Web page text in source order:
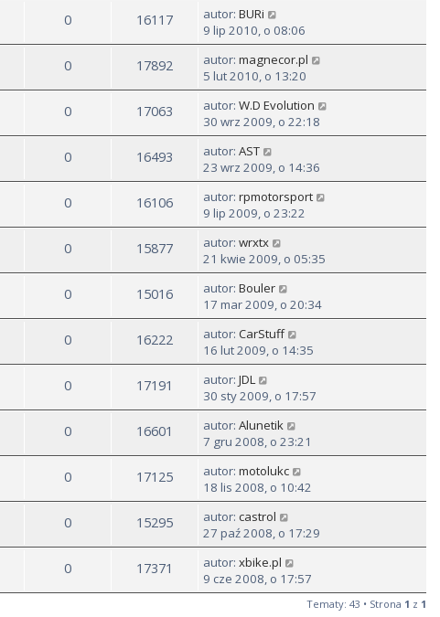
0 16117 autor: BURi
9 lip 2010, o 08:06
0 17892 autor: magnecor.pl
5 lut 2010, o 13:20
0 17063 autor: W.D Evolution
30 wrz 2009, o 22:18
0 16493 autor: AST
23 wrz 2009, o 14:36
0 16106 autor: rpmotorsport
9 lip 2009, o 23:22
0 15877 autor: wrxtx
21 kwie 2009, o 05:35
0 15016 autor: Bouler
17 mar 2009, o 20:34
0 16222 autor: CarStuff
16 lut 2009, o 14:35
0 17191 autor: JDL
30 sty 2009, o 17:57
0 16601 autor: Alunetik
7 gru 2008, o 23:21
0 17125 autor: motolukc
18 lis 2008, o 10:42
0 15295 autor: castrol
27 paź 2008, o 17:29
0 17371 autor: xbike.pl
9 cze 2008, o 17:57
Tematy: 43 • Strona 1 z 1